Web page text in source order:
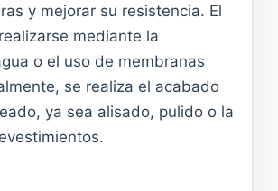
y mejorar su resistencia. El
mediante la
o el uso de membranas
se realiza el acabado
ya sea alisado, pulido o la